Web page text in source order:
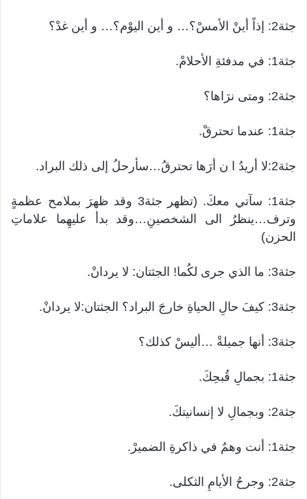
جثة2: إذاً أينْ الأمسْ؟… و أين اليوْم؟… و أين غدْ؟
جثة1: في مدفئةِ الأحلامْ.
جثة2: ومتى نرَاها؟
جثة1: عندما تحترقْ.
جثة2:لا أريدُ ا ن أرَها تحترقُ…سأرحلُ إلى ذلك البراد.
جثة1: سآتي معكَ. (تظهر جثة3 وقد ظهرَ بملامح عظمةٍ
وترف…ينظرُ الى الشخصينِ…وقد بدأ عليهِما علاماتِ
الحزن)
جثة3: ما الذي جرى لكُما! الجثتان: لا يردانْ.
جثة3: كيفَ حالِ الحياةِ خارجَ البراد؟ الجثتان:لا يردانْ.
جثة3: أنها جميلةْ …أليسْ كذلك؟
جثة1: بجمالِ قُبحِكَ.
جثة2: وبجمالِ لا إنسانيتكَ.
جثة1: أنت وهمٌ في ذاكرةِ الضميرْ.
جثة2: وجرحُ الأيامِ الثكلى.